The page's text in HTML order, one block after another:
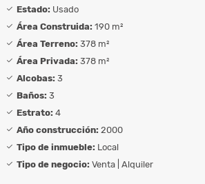
Estado: Usado
Área Construida: 190 m²
Área Terreno: 378 m²
Área Privada: 378 m²
Alcobas: 3
Baños: 3
Estrato: 4
Año construcción: 2000
Tipo de inmueble: Local
Tipo de negocio: Venta | Alquiler